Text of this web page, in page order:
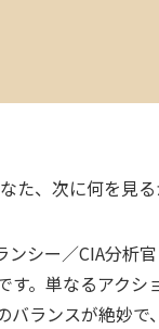
た、次に何を見る
シー／CIA分析
。単なるアク
バランスが絶妙